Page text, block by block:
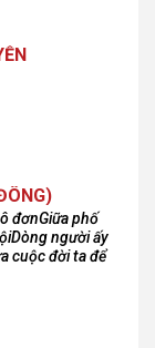
đơnGiữa phố
người ấy
cuộc đời ta để